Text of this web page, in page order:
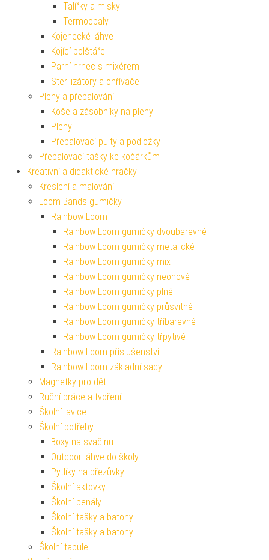
Talířky a misky
Termoobaly
Kojenecké láhve
Kojící polštáře
Parní hrnec s mixérem
Sterilizátory a ohřívače
Pleny a přebalování
Koše a zásobníky na pleny
Pleny
Přebalovací pulty a podložky
Přebalovací tašky ke kočárkům
Kreativní a didaktické hračky
Kreslení a malování
Loom Bands gumičky
Rainbow Loom
Rainbow Loom gumičky dvoubarevné
Rainbow Loom gumičky metalické
Rainbow Loom gumičky mix
Rainbow Loom gumičky neonové
Rainbow Loom gumičky plné
Rainbow Loom gumičky průsvitné
Rainbow Loom gumičky tříbarevné
Rainbow Loom gumičky třpytivé
Rainbow Loom příslušenství
Rainbow Loom základní sady
Magnetky pro děti
Ruční práce a tvoření
Školní lavice
Školní potřeby
Boxy na svačinu
Outdoor láhve do školy
Pytlíky na přezůvky
Školní aktovky
Školní penály
Školní tašky a batohy
Školní tašky a batohy
Školní tabule